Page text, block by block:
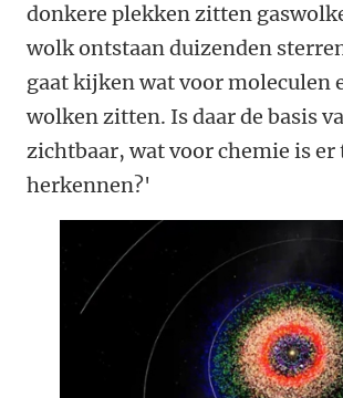
donkere plekken zitten
wolk ontstaan duizenden
gaat kijken wat voor moleculen
wolken zitten. Is daar de basis
zichtbaar, wat voor chemie is er
herkennen?'